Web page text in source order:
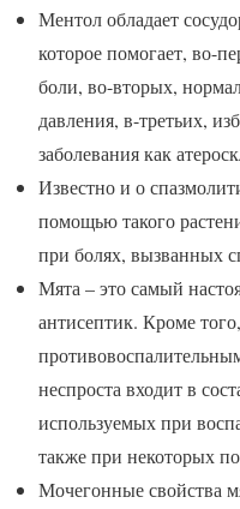
Ментол обладает
которое помогает, во-
боли, во-вторых,
давления, в-третьих,
заболевания как
Известно и о
помощью такого
при болях, вызванных
Мята – это самый
антисептик. Кроме
неспроста входит в
используемых при
также при некоторых
Мочегонные свойства